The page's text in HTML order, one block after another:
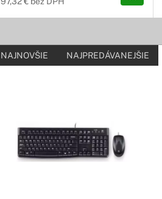
NAJNOVŠIE NAJPREDÁVANEJŠIE